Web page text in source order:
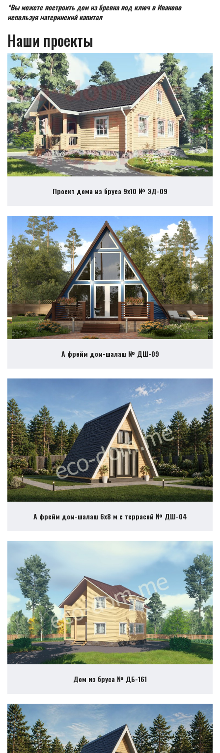
*Вы можете построить дом из бревна под ключ в Иваново
используя материнский капитал
Наши проекты
Проект дома из бруса 9х10 № ЭД-09
А фрейм дом-шалаш № ДШ-09
А фрейм дом-шалаш 6х8 м с террасой № ДШ-04
Дом из бруса № ДБ-161